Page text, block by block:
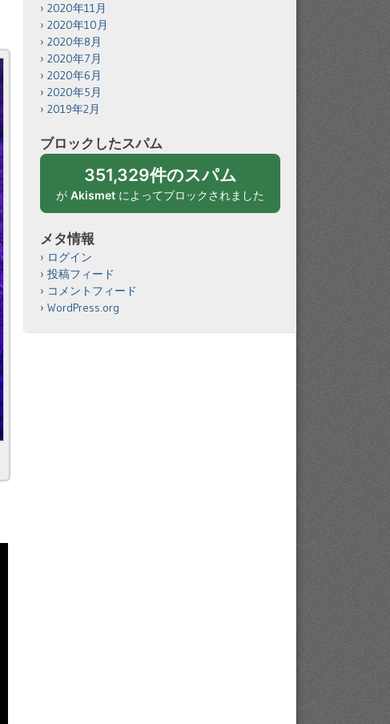
2020年11月
2020年10月
2020年8月
2020年7月
2020年6月
2020年5月
2019年2月
ブロックしたスパム
351,329件のスパム
が Akismet によってブロックされました
メタ情報
ログイン
投稿フィード
コメントフィード
WordPress.org